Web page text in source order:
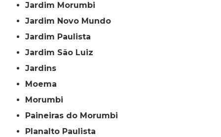
Jardim Morumbi
Jardim Novo Mundo
Jardim Paulista
Jardim São Luiz
Jardins
Moema
Morumbi
Paineiras do Morumbi
Planalto Paulista